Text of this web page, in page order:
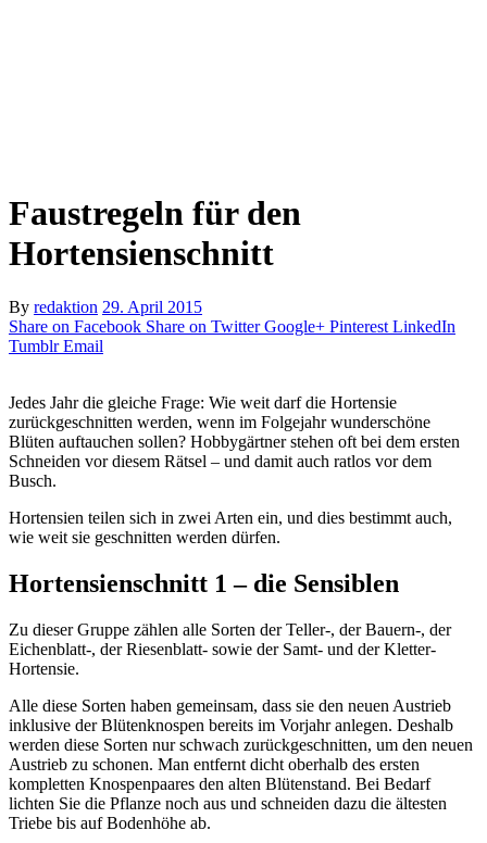
Faustregeln für den
Hortensienschnitt
By redaktion 29. April 2015
Share on Facebook Share on Twitter Google+ Pinterest LinkedIn
Tumblr Email
Jedes Jahr die gleiche Frage: Wie weit darf die Hortensie
zurückgeschnitten werden, wenn im Folgejahr wunderschöne
Blüten auftauchen sollen? Hobbygärtner stehen oft bei dem ersten
Schneiden vor diesem Rätsel – und damit auch ratlos vor dem
Busch.
Hortensien teilen sich in zwei Arten ein, und dies bestimmt auch,
wie weit sie geschnitten werden dürfen.
Hortensienschnitt 1 – die Sensiblen
Zu dieser Gruppe zählen alle Sorten der Teller-, der Bauern-, der
Eichenblatt-, der Riesenblatt- sowie der Samt- und der Kletter-
Hortensie.
Alle diese Sorten haben gemeinsam, dass sie den neuen Austrieb
inklusive der Blütenknospen bereits im Vorjahr anlegen. Deshalb
werden diese Sorten nur schwach zurückgeschnitten, um den neuen
Austrieb zu schonen. Man entfernt dicht oberhalb des ersten
kompletten Knospenpaares den alten Blütenstand. Bei Bedarf
lichten Sie die Pflanze noch aus und schneiden dazu die ältesten
Triebe bis auf Bodenhöhe ab.